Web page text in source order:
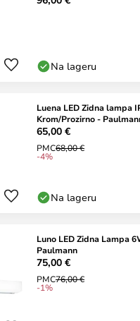
Na lageru
Luena LED Zidna lampa
Krom/Prozirno -
65,00 €
PMC68,00 €
-4%
Na lageru
Luno LED Zidna Lampa
Paulmann
75,00 €
PMC76,00 €
-1%